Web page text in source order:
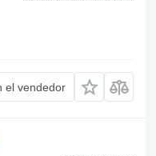
el vendedor